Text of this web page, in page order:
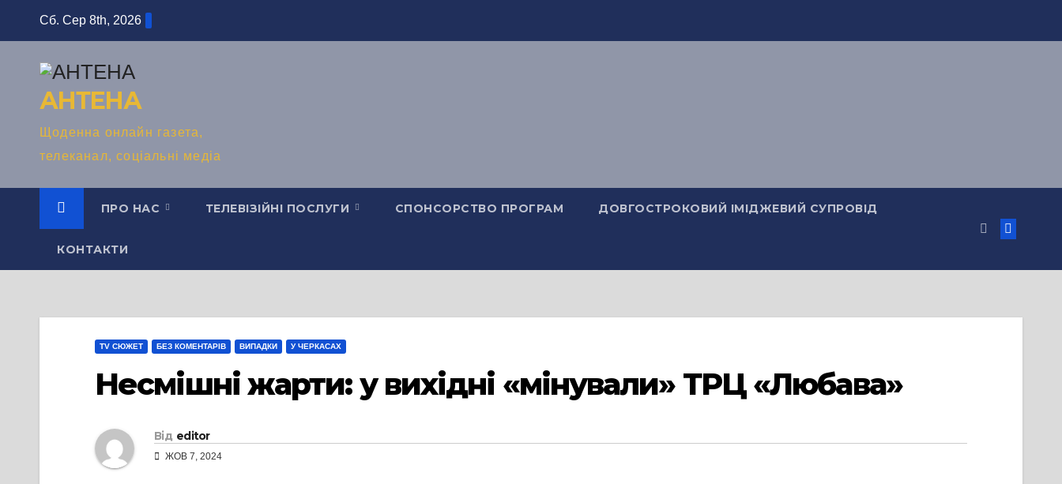
Сб. Сер 8th, 2026
АНТЕНА
Щоденна онлайн газета,
телеканал, соціальні медіа
ПРО НАС ТЕЛЕВІЗІЙНІ ПОСЛУГИ СПОНСОРСТВО ПРОГРАМ ДОВГОСТРОКОВИЙ ІМІДЖЕВИЙ СУПРОВІД
КОНТАКТИ
TV СЮЖЕТ БЕЗ КОМЕНТАРІВ ВИПАДКИ У ЧЕРКАСАХ
Несмішні жарти: у вихідні «мінували» ТРЦ «Любава»
Від editor
ЖОВ 7, 2024